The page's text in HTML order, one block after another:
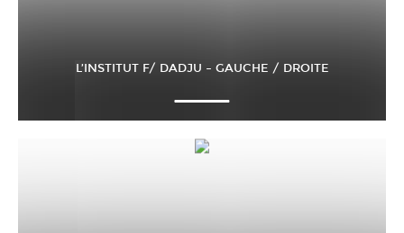
L’INSTITUT F/ DADJU – GAUCHE / DROITE